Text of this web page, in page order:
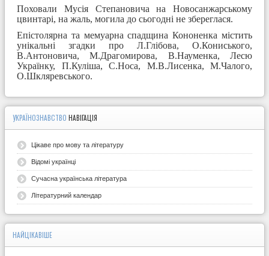
Поховали Мусія Степановича на Новосанжарському
цвинтарі, на жаль, могила до сьогодні не збереглася.
Епістолярна та мемуарна спадщина Кононенка містить
унікальні згадки про Л.Глібова, О.Кониського,
В.Антоновича, М.Драгомирова, В.Науменка, Лесю
Українку, П.Куліша, С.Носа, М.В.Лисенка, М.Чалого,
О.Шкляревського.
УКРАЇНОЗНАВСТВО НАВІГАЦІЯ
Цікаве про мову та літературу
Відомі українці
Сучасна українська література
Літературний календар
НАЙЦІКАВІШЕ